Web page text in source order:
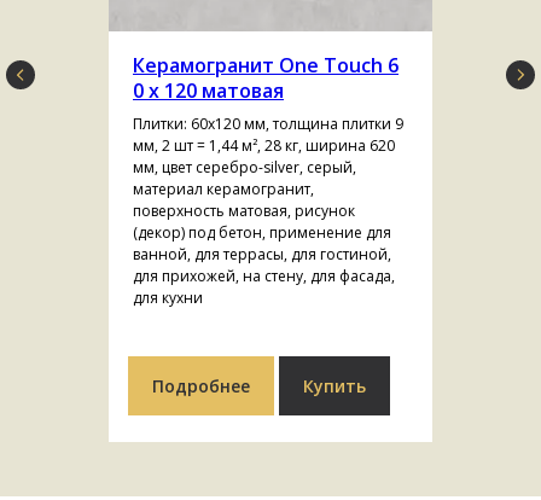
Керамогранит One Touch 6
0 х 120 матовая
Плитки: 60х120 мм, толщина плитки 9
мм, 2 шт = 1,44 м², 28 кг, ширина 620
мм, цвет серебро-silver, серый,
материал керамогранит,
поверхность матовая, рисунок
(декор) под бетон, применение для
ванной, для террасы, для гостиной,
для прихожей, на стену, для фасада,
для кухни
Подробнее Купить